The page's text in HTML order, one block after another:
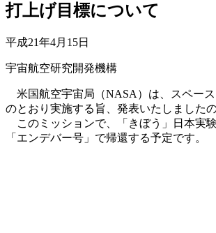
打上げ目標について
平成21年4月15日
宇宙航空研究開発機構
米国航空宇宙局（NASA）は、スペース
のとおり実施する旨、発表いたしました
このミッションで、「きぼう」日本実
「エンデバー号」で帰還する予定です。